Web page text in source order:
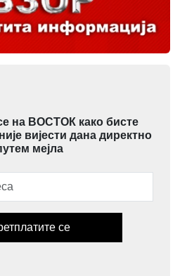
на ВОСТОК како бисте
вијести дана директно
мејла
се